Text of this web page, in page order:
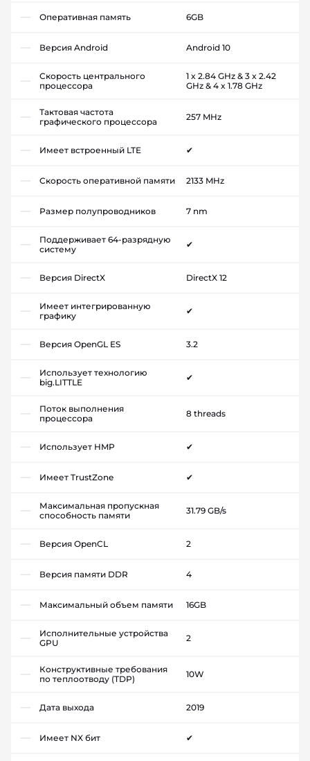
Оперативная память 6GB
Версия Android Android 10
Скорость центрального
процессора
1 x 2.84 GHz & 3 x 2.42
GHz & 4 x 1.78 GHz
Тактовая частота
графического процессора
257 MHz
Имеет встроенный LTE ✔
Скорость оперативной памяти 2133 MHz
Размер полупроводников 7 nm
Поддерживает 64-разрядную
систему
✔
Версия DirectX DirectX 12
Имеет интегрированную
графику
✔
Версия OpenGL ES 3.2
Использует технологию
big.LITTLE
✔
Поток выполнения
процессора
8 threads
Использует HMP ✔
Имеет TrustZone ✔
Максимальная пропускная
способность памяти
31.79 GB/s
Версия OpenCL 2
Версия памяти DDR 4
Максимальный объем памяти 16GB
Исполнительные устройства
GPU
2
Конструктивные требования
по теплоотводу (TDP)
10W
Дата выхода 2019
Имеет NX бит ✔